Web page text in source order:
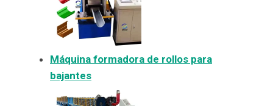
Máquina formadora de rollos para
bajantes